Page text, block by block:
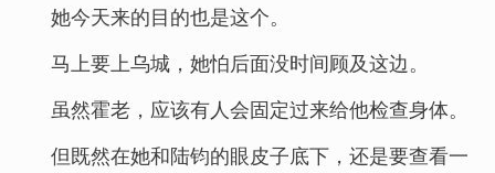
她今天来的目的也是这个。
马上要上乌城，她怕后面没时间顾及这边。
虽然霍老，应该有人会固定过来给他检查身体。
但既然在她和陆钧的眼皮子底下，还是要查看一